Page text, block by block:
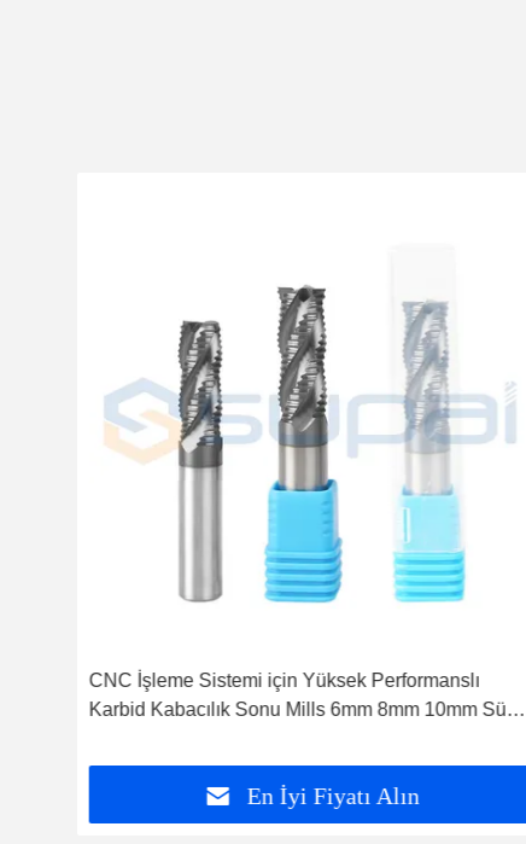
CNC İşleme Sistemi için Yüksek Performanslı
Karbid Kabacılık Sonu Mills 6mm 8mm 10mm Süper
En İyi Fiyatı Alın